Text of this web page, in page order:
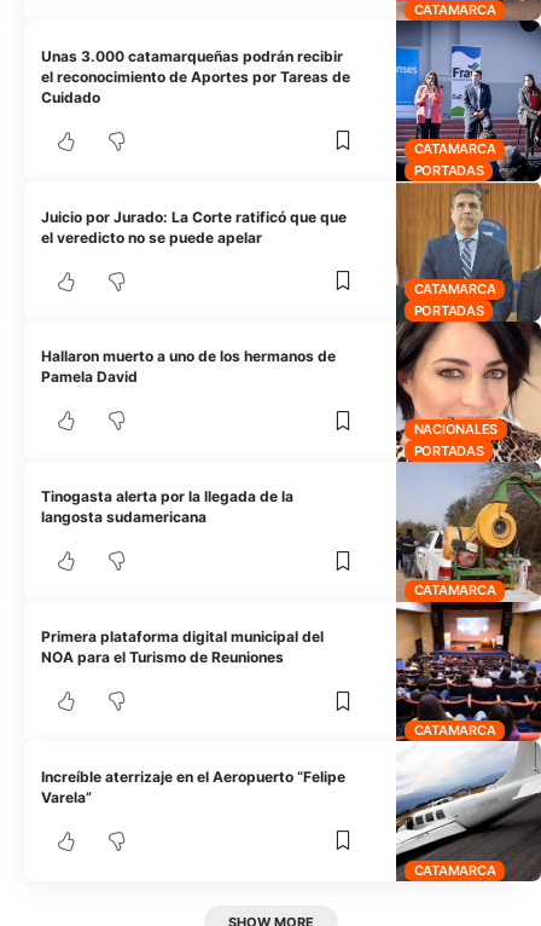
CATAMARCA
CATAMARCA
PORTADAS
Unas 3.000 catamarqueñas podrán recibir
el reconocimiento de Aportes por Tareas de
Cuidado
CATAMARCA
PORTADAS
Juicio por Jurado: La Corte ratificó que que
el veredicto no se puede apelar
NACIONALES
PORTADAS
Hallaron muerto a uno de los hermanos de
Pamela David
CATAMARCA
Tinogasta alerta por la llegada de la
langosta sudamericana
CATAMARCA
Primera plataforma digital municipal del
NOA para el Turismo de Reuniones
CATAMARCA
Increíble aterrizaje en el Aeropuerto “Felipe
Varela”